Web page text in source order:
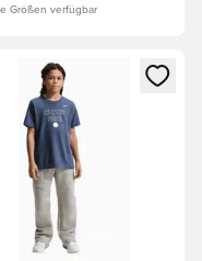
Größen verfügbar
Registrieren als
ein Fenster zum